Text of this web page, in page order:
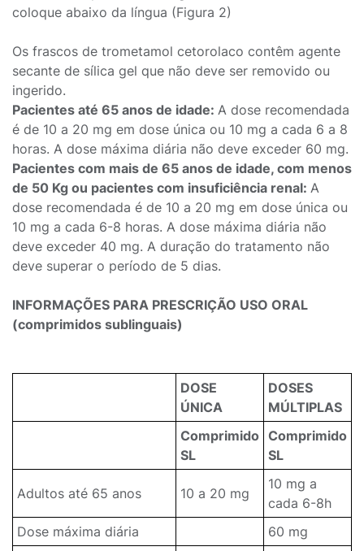
coloque abaixo da língua (Figura 2)
Os frascos de trometamol cetorolaco contêm agente
secante de sílica gel que não deve ser removido ou
ingerido.
Pacientes até 65 anos de idade: A dose recomendada
é de 10 a 20 mg em dose única ou 10 mg a cada 6 a 8
horas. A dose máxima diária não deve exceder 60 mg.
Pacientes com mais de 65 anos de idade, com menos
de 50 Kg ou pacientes com insuficiência renal: A
dose recomendada é de 10 a 20 mg em dose única ou
10 mg a cada 6-8 horas. A dose máxima diária não
deve exceder 40 mg. A duração do tratamento não
deve superar o período de 5 dias.
INFORMAÇÕES PARA PRESCRIÇÃO USO ORAL
(comprimidos sublinguais)
DOSE
ÚNICA
DOSES
MÚLTIPLAS
Comprimido
SL
Comprimido
SL
Adultos até 65 anos 10 a 20 mg
10 mg a
cada 6-8h
Dose máxima diária
60 mg